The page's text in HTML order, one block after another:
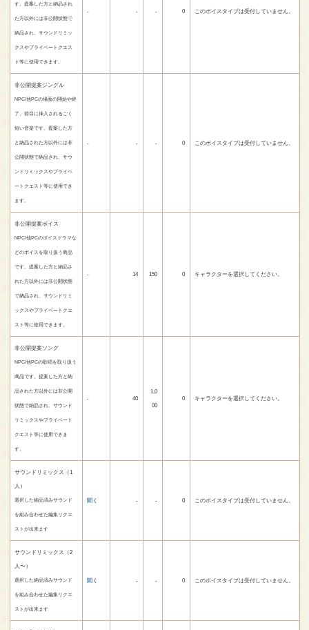
す。提案した方と納品され
た方以外には非公開状態で
納品され、サウンドリミッ
クスやプライベートクエス
ト等に使用できます。
- - - 0 このボイスタイプは受付していません。
非公開提案ジングル
NPC/他PCの場面の開始や終
了、節目に挿入されるごく
短い音楽です。提案した方
と納品された方以外には非
公開状態で納品され、サウ
ンドリミックスやプライベ
ートクエスト等に使用でき
ます。
- - - 0 このボイスタイプは受付していません。
非公開提案ボイス
NPC/他PCのボイスドラマな
どのボイスを取り扱う商品
です。提案した方と納品さ
れた方以外には非公開状態
で納品され、サウンドリミ
ックスやプライベートクエ
スト等に使用できます。
- 14 150 0 キャラクターを選択してください。
非公開提案ソング
NPC/他PCの歌唱を取り扱う
商品です。提案した方と納
品された方以外には非公開
状態で納品され、サウンド
リミックスやプライベート
クエスト等に使用できま
す。
- 40
1,0
00
0 キャラクターを選択してください。
サウンドリミックス（1
人）
選択した納品済みサウンド
を組み合わせた編集リクエ
ストが出来ます
聞く - - 0 このボイスタイプは受付していません。
サウンドリミックス（2
人〜）
選択した納品済みサウンド
を組み合わせた編集リクエ
ストが出来ます
聞く - - 0 このボイスタイプは受付していません。